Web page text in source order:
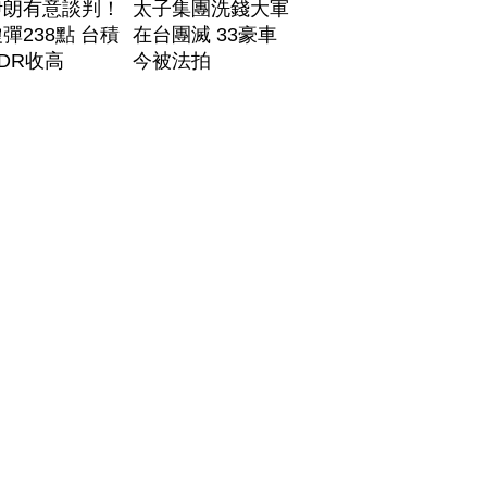
有意談判！
238點 台積
收高
太子集團洗錢大軍
在台團滅 33豪車
今被法拍